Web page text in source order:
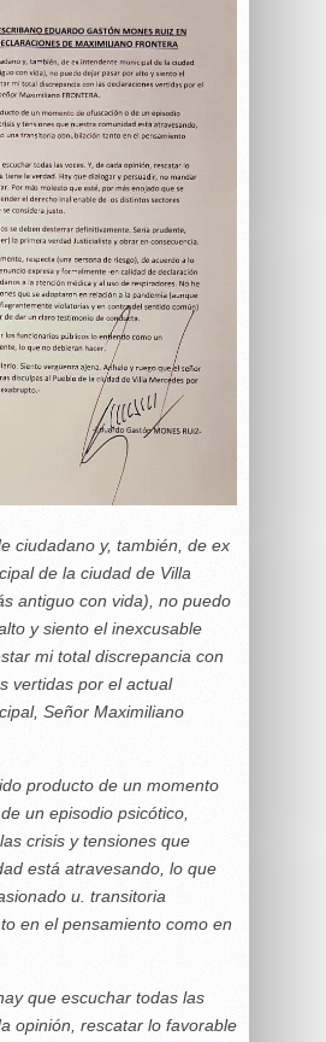
ciudadano y, también, de ex
de la ciudad de Villa
antiguo con vida), no puedo
y siento el inexcusable
mi total discrepancia con
vertidas por el actual
Señor Maximiliano
producto de un momento
un episodio psicótico,
crisis y tensiones que
está atravesando, lo que
u. transitoria
en el pensamiento como en
que escuchar todas las
opinión, rescatar lo favorable